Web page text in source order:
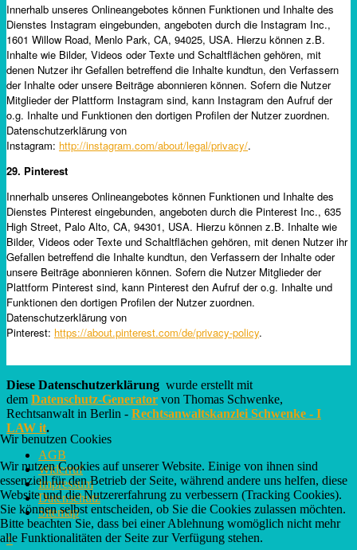
Innerhalb unseres Onlineangebotes können Funktionen und Inhalte des
Dienstes Instagram eingebunden, angeboten durch die Instagram Inc.,
1601 Willow Road, Menlo Park, CA, 94025, USA. Hierzu können z.B.
Inhalte wie Bilder, Videos oder Texte und Schaltflächen gehören, mit
denen Nutzer ihr Gefallen betreffend die Inhalte kundtun, den Verfassern
der Inhalte oder unsere Beiträge abonnieren können. Sofern die Nutzer
Mitglieder der Plattform Instagram sind, kann Instagram den Aufruf der
o.g. Inhalte und Funktionen den dortigen Profilen der Nutzer zuordnen.
Datenschutzerklärung von
Instagram: http://instagram.com/about/legal/privacy/.
29. Pinterest
Innerhalb unseres Onlineangebotes können Funktionen und Inhalte des
Dienstes Pinterest eingebunden, angeboten durch die Pinterest Inc., 635
High Street, Palo Alto, CA, 94301, USA. Hierzu können z.B. Inhalte wie
Bilder, Videos oder Texte und Schaltflächen gehören, mit denen Nutzer ihr
Gefallen betreffend die Inhalte kundtun, den Verfassern der Inhalte oder
unsere Beiträge abonnieren können. Sofern die Nutzer Mitglieder der
Plattform Pinterest sind, kann Pinterest den Aufruf der o.g. Inhalte und
Funktionen den dortigen Profilen der Nutzer zuordnen.
Datenschutzerklärung von
Pinterest: https://about.pinterest.com/de/privacy-policy.
Diese Datenschutzerklärung wurde erstellt mit
dem Datenschutz-Generator von Thomas Schwenke,
Rechtsanwalt in Berlin - Rechtsanwaltskanzlei Schwenke - I
LAW it.
AGB
Widerruf
Impressum
Datenschutz
Sitemap
↑
Wir benutzen Cookies
Wir nutzen Cookies auf unserer Website. Einige von ihnen sind
essenziell für den Betrieb der Seite, während andere uns helfen, diese
Website und die Nutzererfahrung zu verbessern (Tracking Cookies).
Sie können selbst entscheiden, ob Sie die Cookies zulassen möchten.
Bitte beachten Sie, dass bei einer Ablehnung womöglich nicht mehr
alle Funktionalitäten der Seite zur Verfügung stehen.